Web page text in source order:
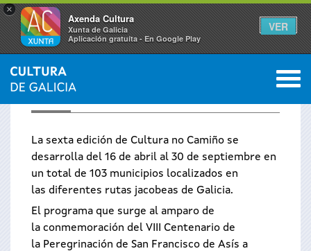
×
Axenda Cultura
Xunta de Galicia
Aplicación gratuíta - En Google Play
VER
CULTURA NO CAMIÑO
La sexta edición de Cultura no Camiño se
desarrolla del 16 de abril al 30 de septiembre en
un total de 103 municipios localizados en
las diferentes rutas jacobeas de Galicia.
El programa que surge al amparo de
la conmemoración del VIII Centenario de
la Peregrinación de San Francisco de Asís a